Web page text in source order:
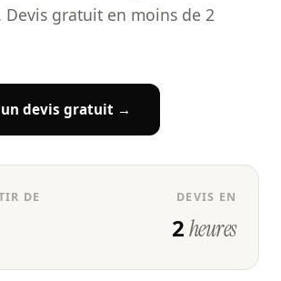
Devis gratuit en moins de 2
un devis gratuit →
DE DEVIS EN
2heures